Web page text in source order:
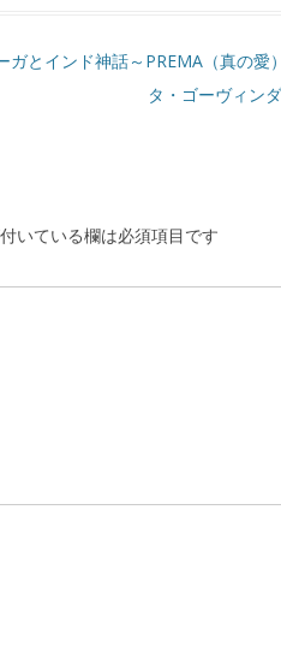
ガとインド神話～PREMA（真の愛
タ・ゴーヴィン
いている欄は必須項目です